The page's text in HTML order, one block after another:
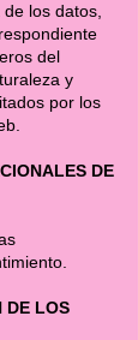
los datos,
del
y
por los
DE
DE LOS